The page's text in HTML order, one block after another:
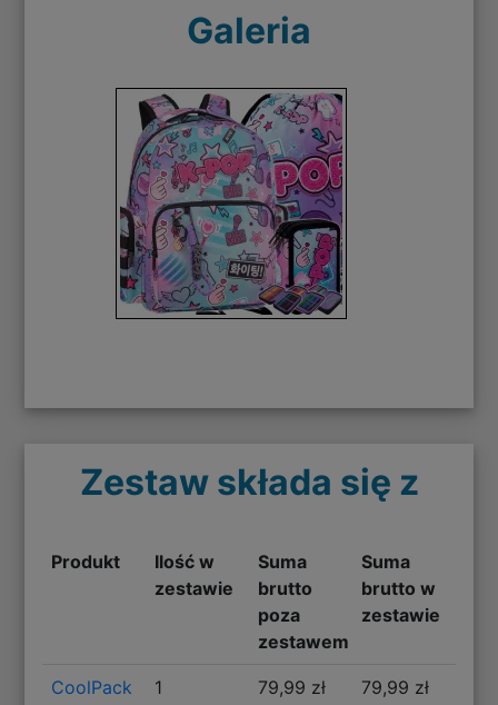
Galeria
Zestaw składa się z
Produkt
Ilość w
zestawie
Suma
brutto
poza
zestawem
Suma
brutto w
zestawie
CoolPack
1 79,99 zł 79,99 zł